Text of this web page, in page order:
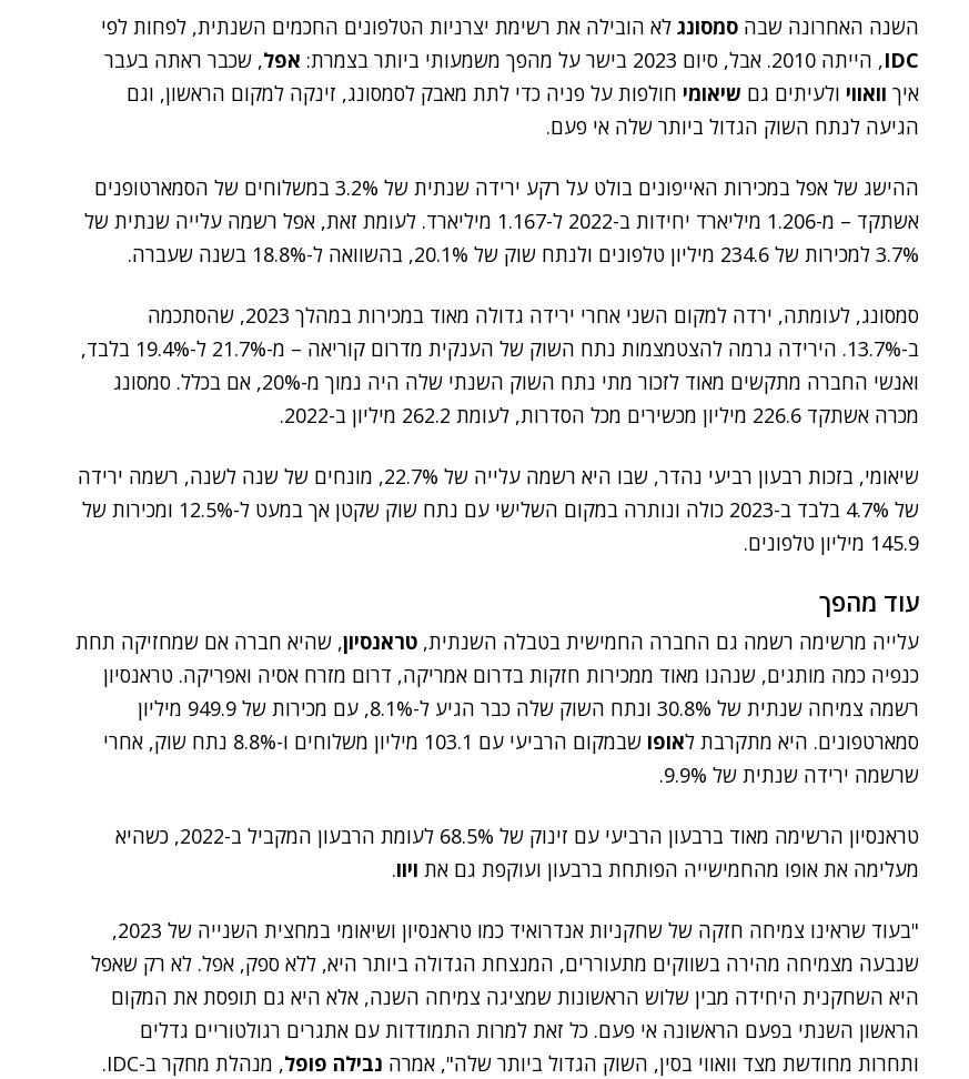
השנה האחרונה שבה סמסונג לא הובילה את רשימת יצרניות הטלפונים החכמים השנתית, לפחות לפי
IDC, הייתה 2010. אבל, סיום 2023 בישר על מהפך משמעותי ביותר בצמרת: אפל, שכבר ראתה בעבר
איך וואווי ולעיתים גם שיאומי חולפות על פניה כדי לתת מאבק לסמסונג, זינקה למקום הראשון, וגם
הגיעה לנתח השוק הגדול ביותר שלה אי פעם.
ההישג של אפל במכירות האייפונים בולט על רקע ירידה שנתית של 3.2% במשלוחים של הסמארטופנים
אשתקד – מ-1.206 מיליארד יחידות ב-2022 ל-1.167 מיליארד. לעומת זאת, אפל רשמה עלייה שנתית של
3.7% למכירות של 234.6 מיליון טלפונים ולנתח שוק של 20.1%, בהשוואה ל-18.8% בשנה שעברה.
סמסונג, לעומתה, ירדה למקום השני אחרי ירידה גדולה מאוד במכירות במהלך 2023, שהסתכמה
ב-13.7%. הירידה גרמה להצטמצמות נתח השוק של הענקית מדרום קוריאה – מ-21.7% ל-19.4% בלבד,
ואנשי החברה מתקשים מאוד לזכור מתי נתח השוק השנתי שלה היה נמוך מ-20%, אם בכלל. סמסונג
מכרה אשתקד 226.6 מיליון מכשירים מכל הסדרות, לעומת 262.2 מיליון ב-2022.
שיאומי, בזכות רבעון רביעי נהדר, שבו היא רשמה עלייה של 22.7%, מונחים של שנה לשנה, רשמה ירידה
של 4.7% בלבד ב-2023 כולה ונותרה במקום השלישי עם נתח שוק שקטן אך במעט ל-12.5% ומכירות של
145.9 מיליון טלפונים.
עוד מהפך
עלייה מרשימה רשמה גם החברה החמישית בטבלה השנתית, טראנסיון, שהיא חברה אם שמחזיקה תחת
כנפיה כמה מותגים, שנהנו מאוד ממכירות חזקות בדרום אמריקה, דרום מזרח אסיה ואפריקה. טראנסיון
רשמה צמיחה שנתית של 30.8% ונתח השוק שלה כבר הגיע ל-8.1%, עם מכירות של 949.9 מיליון
סמארטפונים. היא מתקרבת לאופו
שבמקום הרביעי עם 103.1 מיליון משלוחים ו-8.8% נתח שוק, אחרי
שרשמה ירידה שנתית של 9.9%.
טראנסיון הרשימה מאוד ברבעון הרביעי עם זינוק של 68.5% לעומת הרבעון המקביל ב-2022, כשהיא
מעלימה את אופו מהחמישייה הפותחת ברבעון ועוקפת גם את ויוו.
"בעוד שראינו צמיחה חזקה של שחקניות אנדרואיד כמו טראנסיון ושיאומי במחצית השנייה של 2023,
שנבעה מצמיחה מהירה בשווקים מתעוררים, המנצחת הגדולה ביותר היא, ללא ספק, אפל. לא רק שאפל
היא השחקנית היחידה מבין שלוש הראשונות שמציגה צמיחה השנה, אלא היא גם תופסת את המקום
הראשון השנתי בפעם הראשונה אי פעם. כל זאת למרות התמודדות עם אתגרים רגולטוריים גדלים
ותחרות מחודשת מצד וואווי בסין, השוק הגדול ביותר שלה", אמרה נבילה פופל, מנהלת מחקר ב-IDC.